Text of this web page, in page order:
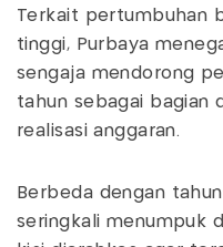
Terkait pertumbuhan
tinggi, Purbaya
sengaja mendorong
tahun sebagai bagian
realisasi anggaran.
Berbeda dengan
seringkali menumpuk